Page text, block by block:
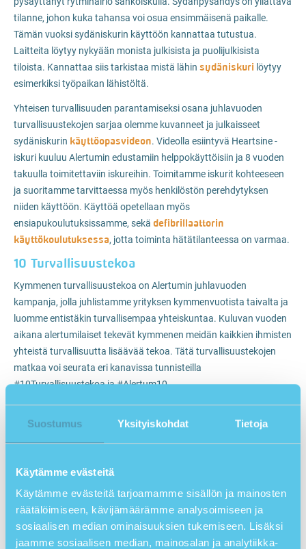
Suostumus Yksityiskohdat Tietoja
Käytämme evästeitä
Käytämme evästeitä tarjoamamme sisällön ja mainosten
räätälöimiseen, kävijämäärämme analysoimiseen ja
sosiaalisen median ominaisuuksien tukemiseen. Lisäksi
jaamme sosiaalisen median, mainosalan ja analytiikka-
tilanne, johon kuka tahansa voi osua ensimmäisenä paikalle.
Tämän vuoksi sydäniskurin käyttöön kannattaa tutustua.
Laitteita löytyy nykyään monista julkisista ja puolijulkisista
tiloista. Kannattaa siis tarkistaa mistä lähin sydäniskuri löytyy
esimerkiksi työpaikan lähistöltä.
Yhteisen turvallisuuden parantamiseksi osana juhlavuoden
turvallisuustekojen sarjaa olemme kuvanneet ja julkaisseet
sydäniskurin käyttöopasvideon. Videolla esiintyvä Heartsine -
iskuri kuuluu Alertumin edustamiin helppokäyttöisiin ja 8 vuoden
takuulla toimitettaviin iskureihin. Toimitamme iskurit kohteeseen
ja suoritamme tarvittaessa myös henkilöstön perehdytyksen
niiden käyttöön. Käyttöä opetellaan myös
ensiapukoulutuksissamme, sekä defibrillaattorin
käyttökoulutuksessa, jotta toiminta hätätilanteessa on varmaa.
10 Turvallisuustekoa
Kymmenen turvallisuustekoa on Alertumin juhlavuoden
kampanja, jolla juhlistamme yrityksen kymmenvuotista taivalta ja
luomme entistäkin turvallisempaa yhteiskuntaa. Kuluvan vuoden
aikana alertumilaiset tekevät kymmenen meidän kaikkien ihmisten
yhteistä turvallisuutta lisäävää tekoa. Tätä turvallisuustekojen
matkaa voi seurata eri kanavissa tunnisteilla
#10Turvallisuustekoa ja #Alertum10.